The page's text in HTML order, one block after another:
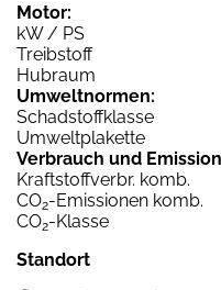
Motor:
kW / PS
Treibstoff
Hubraum
Umweltnormen:
Schadstoffklasse
Umweltplakette
Verbrauch und
Kraftstoffverbr. komb.
CO2-Emissionen komb.
CO2-Klasse
Standort